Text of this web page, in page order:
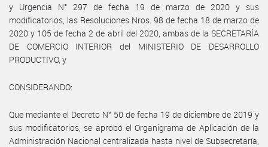
y Urgencia N° 297 de fecha 19 de marzo de 2020 y sus
modificatorios, las Resoluciones Nros. 98 de fecha 18 de marzo de
2020 y 105 de fecha 2 de abril del 2020, ambas de la SECRETARÍA
DE COMERCIO INTERIOR del MINISTERIO DE DESARROLLO
PRODUCTIVO, y
CONSIDERANDO:
Que mediante el Decreto N° 50 de fecha 19 de diciembre de 2019 y
sus modificatorios, se aprobó el Organigrama de Aplicación de la
Administración Nacional centralizada hasta nivel de Subsecretaría,